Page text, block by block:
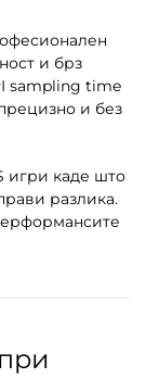
и брз
sampling time
и без
игри каде што
разлика.